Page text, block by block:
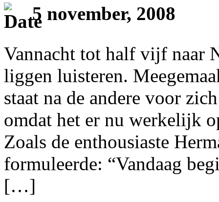
5 november, 2008
Vannacht tot half vijf naar
liggen luisteren.
staat na de andere voor
omdat het er nu werkelijk
Zoals de enthousiaste
formuleerde: “Vandaag
[…]